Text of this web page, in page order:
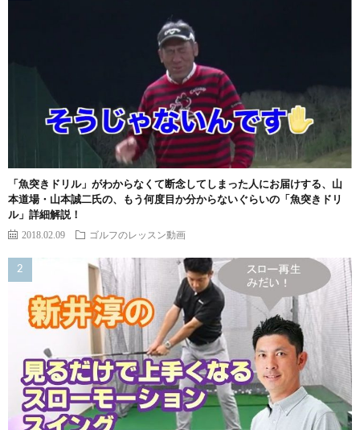
「魚突きドリル」がわからなくて断念してしまった人にお届けする、山
本道場・山本誠二氏の、もう何度目か分からないぐらいの「魚突きドリ
ル」詳細解説！
2018.02.09 ゴルフのレッスン動画